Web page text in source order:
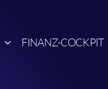
FINANZ-COCKPIT